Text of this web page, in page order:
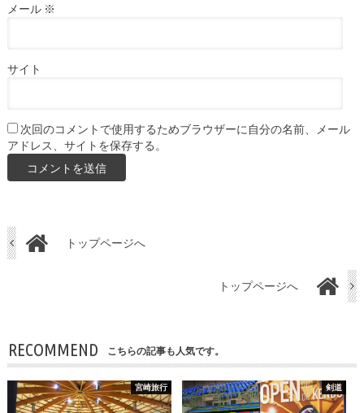
メール ※
サイト
次回のコメントで使用するためブラウザーに自分の名前、メール
アドレス、サイトを保存する。
トップページへ
トップページへ
RECOMMEND こちらの記事も人気です。
宮崎旅行 剣道